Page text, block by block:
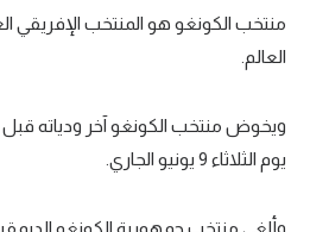
منتخب الكونغو هو المنتخب
العالم.
ويخوض منتخب الكونغو آخر ودياته
يوم الثلاثاء 9 يونيو الجاري.
وألغى منتخب جمهورية الكونغو